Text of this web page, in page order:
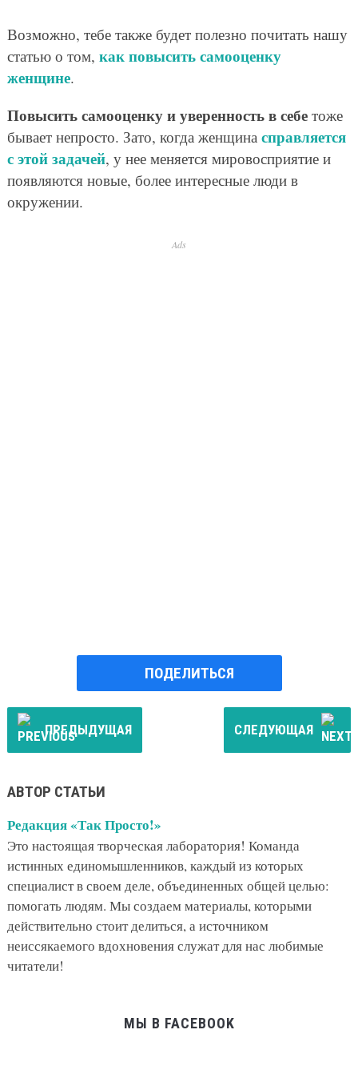
Возможно, тебе также будет полезно почитать нашу
статью о том, как повысить самооценку
женщине.
Повысить самооценку и уверенность в себетоже
бывает непросто. Зато, когда женщина справляется
с этой задачей, у нее меняется мировосприятие и
появляются новые, более интересные люди в
окружении.
Ads
ПОДЕЛИТЬСЯ
ПРЕДЫДУЩАЯ СЛЕДУЮЩАЯ
АВТОР СТАТЬИ
Редакция «Так Просто!»
Это настоящая творческая лаборатория! Команда
истинных единомышленников, каждый из которых
специалист в своем деле, объединенных общей целью:
помогать людям. Мы создаем материалы, которыми
действительно стоит делиться, а источником
неиссякаемого вдохновения служат для нас любимые
читатели!
МЫ В FACEBOOK